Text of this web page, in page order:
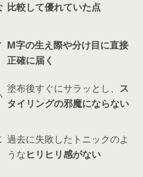
比較して優れていた点
M字の生え際や分け目に直接
正確に届く
塗布後すぐにサラッとし、 ス
タイリングの邪魔にならない
過去に失敗したトニックのよ
うなヒリヒリ感がない